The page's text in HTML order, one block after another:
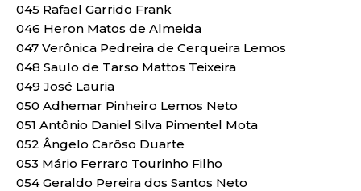
045 Rafael Garrido Frank
046 Heron Matos de Almeida
047 Verônica Pedreira de Cerqueira Lemos
048 Saulo de Tarso Mattos Teixeira
049 José Lauria
050 Adhemar Pinheiro Lemos Neto
051 Antônio Daniel Silva Pimentel Mota
052 Ângelo Carôso Duarte
053 Mário Ferraro Tourinho Filho
054 Geraldo Pereira dos Santos Neto